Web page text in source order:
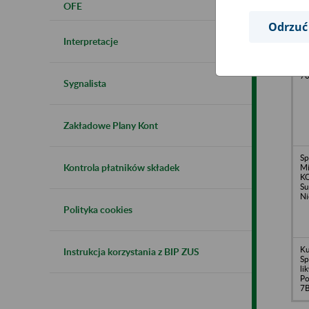
OFE
Interpretacje
Sygnalista
Zakładowe Plany Kont
Kontrola płatników składek
Polityka cookies
Instrukcja korzystania z BIP ZUS
70
7B